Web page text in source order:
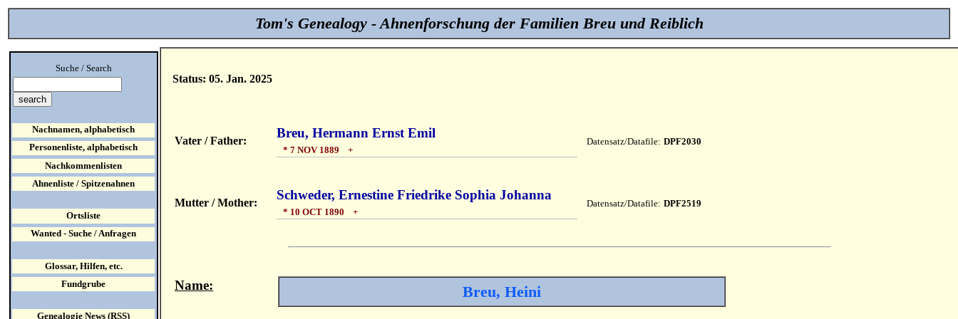
Tom's Genealogy - Ahnenforschung der Familien Breu und Reiblich
Status: 05. Jan. 2025
Vater / Father:
Breu, Hermann Ernst Emil
* 7 NOV 1889 +
Datensatz/Datafile: DPF2030
Mutter / Mother:
Schweder, Ernestine Friedrike Sophia Johanna
* 10 OCT 1890 +
Datensatz/Datafile: DPF2519
Name: Breu, Heini
Suche / Search
Nachnamen, alphabetisch
Personenliste, alphabetisch
Nachkommenlisten
Ahnenliste / Spitzenahnen
Ortsliste
Wanted - Suche / Anfragen
Glossar, Hilfen, etc.
Fundgrube
Genealogie News (RSS)